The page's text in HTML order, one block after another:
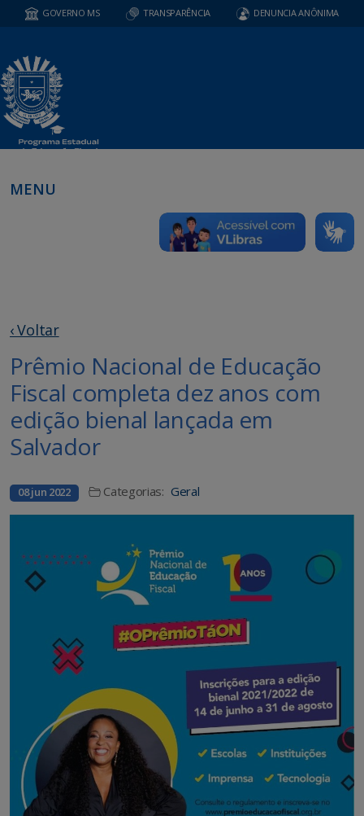
GOVERNO MS TRANSPARÊNCIA DENUNCIA ANÔNIMA
MENU
‹ Voltar
Prêmio Nacional de Educação
Fiscal completa dez anos com
edição bienal lançada em
Salvador
08 jun 2022 Categorias: Geral